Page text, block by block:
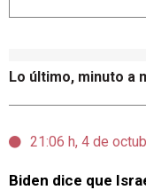
Lo último, minuto a
21:06 h, 4 de
Biden dice que